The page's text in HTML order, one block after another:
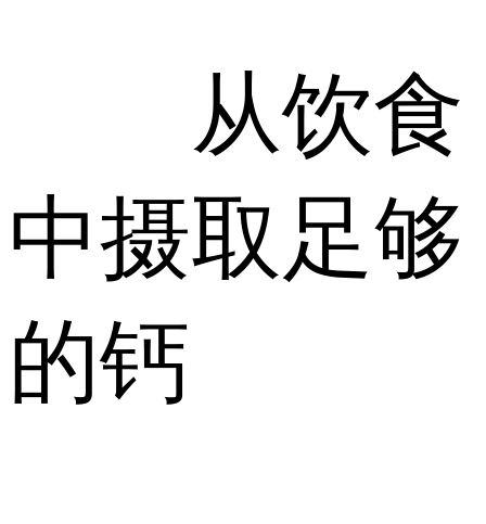
从饮食
中摄取足够
的钙